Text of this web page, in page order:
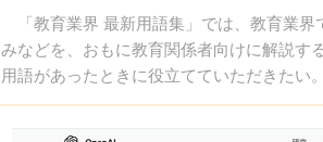
「教育業界 最新用語集」では、教育業界
みなどを、おもに教育関係者向けに解説す
用語があったときに役立てていただきたい。